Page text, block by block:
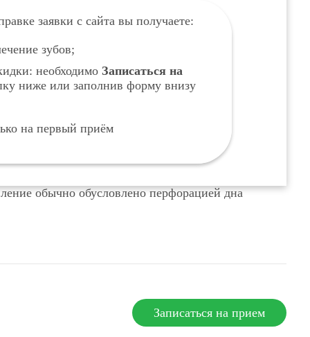
заявки с сайта вы получаете:
зубов;
необходимо Записаться на
ниже или заполнив форму внизу
на первый приём
обычно обусловлено перфорацией дна
Записаться на прием